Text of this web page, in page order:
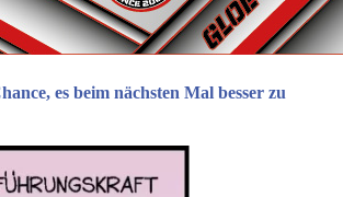
es beim nächsten Mal besser zu